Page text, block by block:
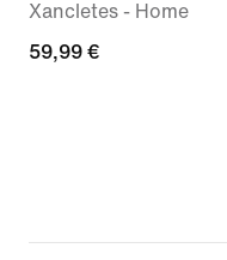
Xancletes - Home
59,99 €
59,99 €